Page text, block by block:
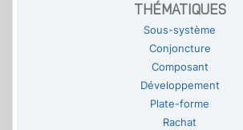
THÉMATIQUES
Sous-système
Conjoncture
Composant
Développement
Plate-forme
Rachat